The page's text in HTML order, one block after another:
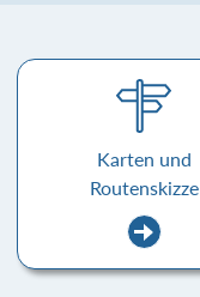
Karten und
Routenskizze